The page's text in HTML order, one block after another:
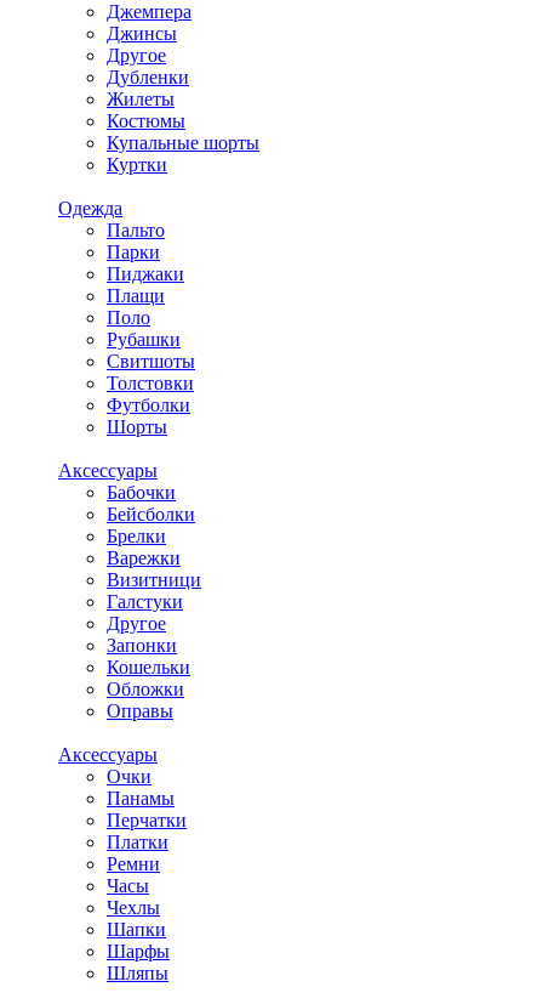
Джемпера
Джинсы
Другое
Дубленки
Жилеты
Костюмы
Купальные шорты
Куртки
Одежда
Пальто
Парки
Пиджаки
Плащи
Поло
Рубашки
Свитшоты
Толстовки
Футболки
Шорты
Аксессуары
Бабочки
Бейсболки
Брелки
Варежки
Визитници
Галстуки
Другое
Запонки
Кошельки
Обложки
Оправы
Аксессуары
Очки
Панамы
Перчатки
Платки
Ремни
Часы
Чехлы
Шапки
Шарфы
Шляпы